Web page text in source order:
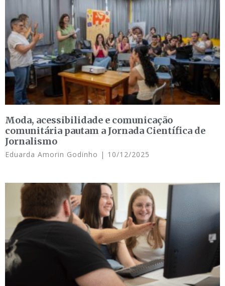
Moda, acessibilidade e comunicação
comunitária pautam a Jornada Científica de
Jornalismo
Eduarda Amorin Godinho 10/12/2025